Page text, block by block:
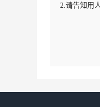
2.请告知用